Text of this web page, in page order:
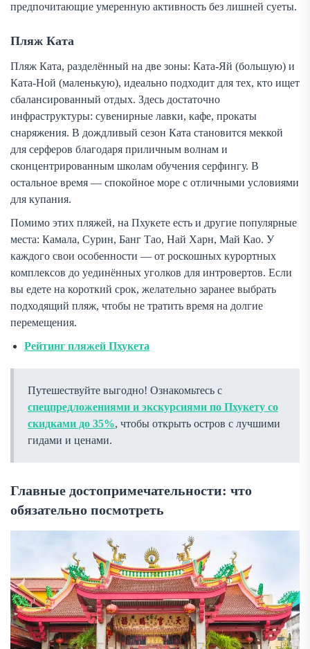
предпочитающие умеренную активность без лишней суеты.
Пляж Ката
Пляж Ката, разделённый на две зоны: Ката-Яй (большую) и
Ката-Ной (маленькую), идеально подходит для тех, кто ищет
сбалансированный отдых. Здесь достаточно
инфраструктуры: сувенирные лавки, кафе, прокаты
снаряжения. В дождливый сезон Ката становится меккой
для серферов благодаря приличным волнам и
сконцентрированным школам обучения серфингу. В
остальное время — спокойное море с отличными условиями
для купания.
Помимо этих пляжей, на Пхукете есть и другие популярные
места: Камала, Сурин, Банг Тао, Най Харн, Май Као. У
каждого свои особенности — от роскошных курортных
комплексов до уединённых уголков для интровертов. Если
вы едете на короткий срок, желательно заранее выбрать
подходящий пляж, чтобы не тратить время на долгие
перемещения.
Рейтинг пляжей Пхукета
Путешествуйте выгодно! Ознакомьтесь с
спецпредложениями и экскурсиями по Пхукету со
скидками до 35%, чтобы открыть остров с лучшими
гидами и ценами.
Главные достопримечательности: что
обязательно посмотреть